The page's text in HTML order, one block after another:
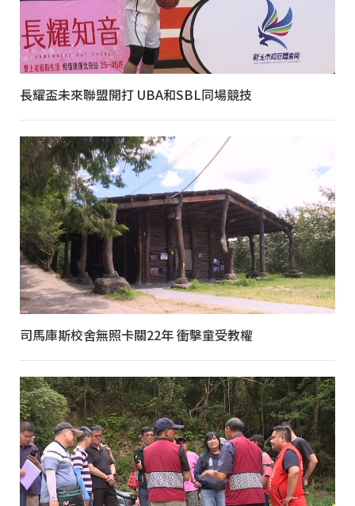
長耀盃未來聯盟開打 UBA和SBL同場競技
司馬庫斯校舍無照卡關22年 衝擊童受教權